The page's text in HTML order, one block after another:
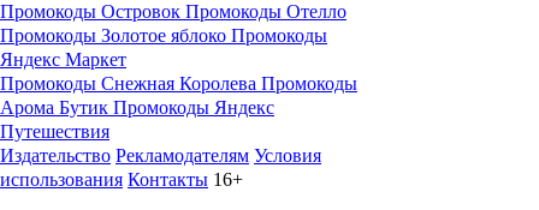
Промокоды Островок Промокоды Отелло
Промокоды Золотое яблоко Промокоды
Яндекс Маркет
Промокоды Снежная Королева Промокоды
Арома Бутик Промокоды Яндекс
Путешествия
Издательство Рекламодателям Условия
использования Контакты 16+